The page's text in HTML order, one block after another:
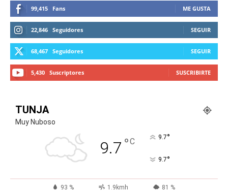
99,415 Fans ME GUSTA
22,846 Seguidores SEGUIR
68,467 Seguidores SEGUIR
5,430 Suscriptores SUSCRIBIRTE
TUNJA
Muy Nuboso
9.7 °C 9.7°
9.7°
93 % 1.9kmh 81 %